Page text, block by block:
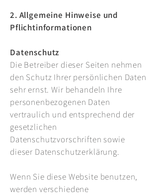
2. Allgemeine Hinweise und
Pflichtinformationen
Datenschutz
Die Betreiber dieser Seiten nehmen
den Schutz Ihrer persönlichen Daten
sehr ernst. Wir behandeln Ihre
personenbezogenen Daten
vertraulich und entsprechend der
gesetzlichen
Datenschutzvorschriften sowie
dieser Datenschutzerklärung.
Wenn Sie diese Website benutzen,
werden verschiedene